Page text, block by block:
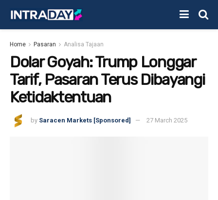
Home Pasaran Analisa Tajaan
Dolar Goyah: Trump Longgar
Tarif, Pasaran Terus Dibayangi
Ketidaktentuan
by Saracen Markets [Sponsored] 27 March 2025